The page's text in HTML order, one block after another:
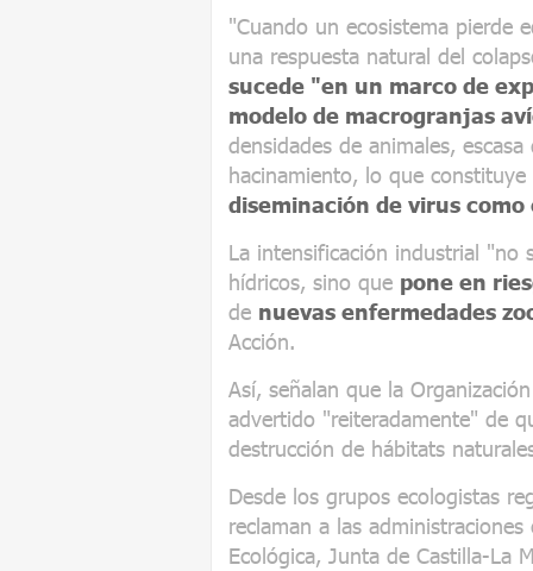
"Cuando un ecosistema pierde
una respuesta natural del
sucede "en un marco de
modelo de macrogranjas
densidades de animales,
hacinamiento, lo que
diseminación de virus
La intensificación industrial "no
hídricos, sino que pone en
de nuevas enfermedades
Acción.
Así, señalan que la
advertido "reiteradamente" de
destrucción de hábitats
Desde los grupos ecologistas
reclaman a las
Ecológica, Junta de Castilla-La